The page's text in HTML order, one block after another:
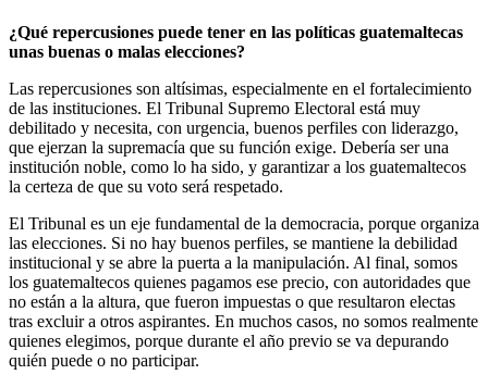
¿Qué repercusiones puede tener en las políticas guatemaltecas
unas buenas o malas elecciones?
Las repercusiones son altísimas, especialmente en el fortalecimiento
de las instituciones. El Tribunal Supremo Electoral está muy
debilitado y necesita, con urgencia, buenos perfiles con liderazgo,
que ejerzan la supremacía que su función exige. Debería ser una
institución noble, como lo ha sido, y garantizar a los guatemaltecos
la certeza de que su voto será respetado.
El Tribunal es un eje fundamental de la democracia, porque organiza
las elecciones. Si no hay buenos perfiles, se mantiene la debilidad
institucional y se abre la puerta a la manipulación. Al final, somos
los guatemaltecos quienes pagamos ese precio, con autoridades que
no están a la altura, que fueron impuestas o que resultaron electas
tras excluir a otros aspirantes. En muchos casos, no somos realmente
quienes elegimos, porque durante el año previo se va depurando
quién puede o no participar.